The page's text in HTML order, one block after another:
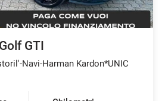
GTI
Navi-Harman Kardon*UNIC